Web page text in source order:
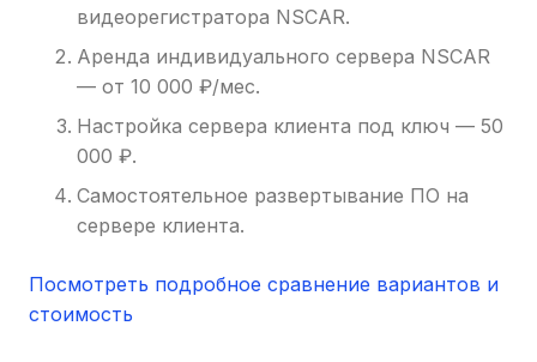
видеорегистратора NSCAR.
Аренда индивидуального сервера NSCAR
— от 10 000 ₽/мес.
Настройка сервера клиента под ключ — 50
000 ₽.
Самостоятельное развертывание ПО на
сервере клиента.
Посмотреть подробное сравнение вариантов и
стоимость